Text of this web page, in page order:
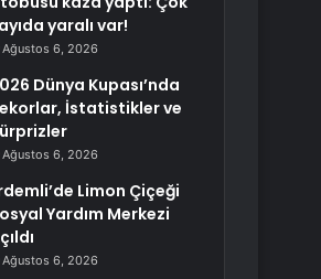
yaralı var!
Ağustos 6, 2026
Dünya Kupası’nda
İstatistikler ve
Ağustos 6, 2026
Limon Çiçeği
Yardım Merkezi
Ağustos 6, 2026